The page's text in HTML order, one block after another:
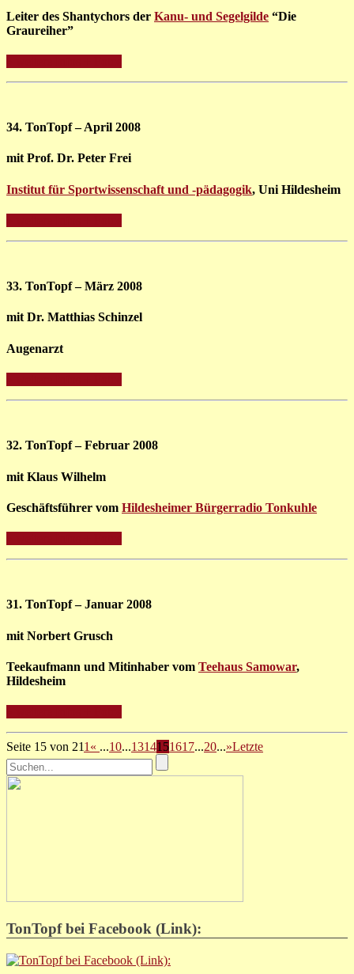
Leiter des Shantychors der Kanu- und Segelgilde “Die
Graureiher”
34. TonTopf – April 2008
mit Prof. Dr. Peter Frei
Institut für Sportwissenschaft und -pädagogik, Uni Hildesheim
33. TonTopf – März 2008
mit Dr. Matthias Schinzel
Augenarzt
32. TonTopf – Februar 2008
mit Klaus Wilhelm
Geschäftsführer vom Hildesheimer Bürgerradio Tonkuhle
31. TonTopf – Januar 2008
mit Norbert Grusch
Teekaufmann und Mitinhaber vom Teehaus Samowar,
Hildesheim
Seite 15 von 211 « ...10...1314151617...20...»Letzte
TonTopf bei Facebook (Link):